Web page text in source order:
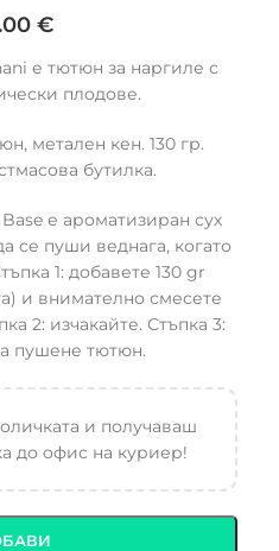
€
е тютюн за наргиле с
плодове.
метален кен. 130 гр.
бутилка.
е ароматизиран сух
се пуши веднага, когато
1: добавете 130 gr
и внимателно смесете
2: изчакайте. Стъпка 3:
пушене тютюн.
и получаваш
до офис на куриер!